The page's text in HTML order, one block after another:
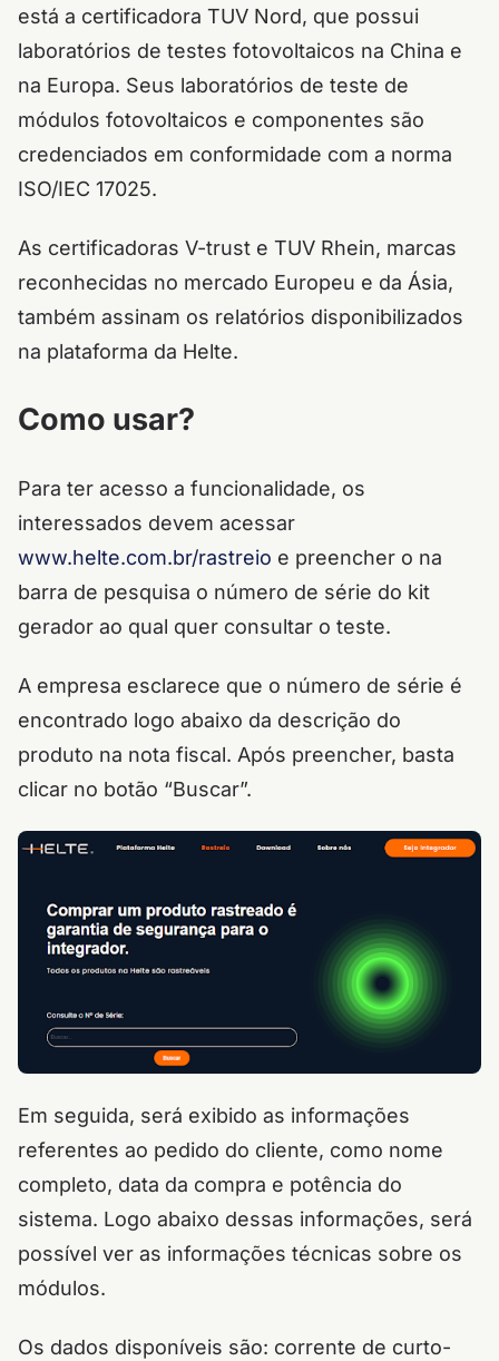
está a certificadora TUV Nord, que possui
laboratórios de testes fotovoltaicos na China e
na Europa. Seus laboratórios de teste de
módulos fotovoltaicos e componentes são
credenciados em conformidade com a norma
ISO/IEC 17025.
As certificadoras V-trust e TUV Rhein, marcas
reconhecidas no mercado Europeu e da Ásia,
também assinam os relatórios disponibilizados
na plataforma da Helte.
Como usar?
Para ter acesso a funcionalidade, os
interessados devem acessar
www.helte.com.br/rastreio e preencher o na
barra de pesquisa o número de série do kit
gerador ao qual quer consultar o teste.
A empresa esclarece que o número de série é
encontrado logo abaixo da descrição do
produto na nota fiscal. Após preencher, basta
clicar no botão “Buscar”.
Em seguida, será exibido as informações
referentes ao pedido do cliente, como nome
completo, data da compra e potência do
sistema. Logo abaixo dessas informações, será
possível ver as informações técnicas sobre os
módulos.
Os dados disponíveis são: corrente de curto-